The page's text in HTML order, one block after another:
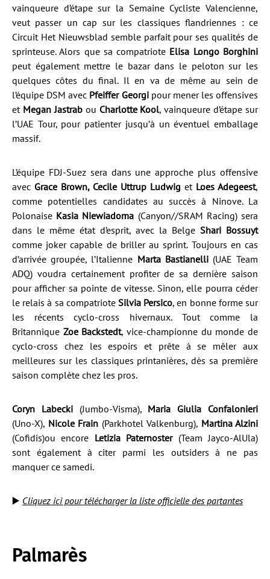
vainqueure d’étape sur la Semaine Cycliste Valencienne,
veut passer un cap sur les classiques flandriennes : ce
Circuit Het Nieuwsblad semble parfait pour ses qualités de
sprinteuse. Alors que sa compatriote Elisa Longo Borghini
peut également mettre le bazar dans le peloton sur les
quelques côtes du final. Il en va de même au sein de
l’équipe DSM avec Pfeiffer Georgipour mener les offensives
et Megan Jastrabou Charlotte Kool, vainqueure d’étape sur
l’UAE Tour, pour patienter jusqu’à un éventuel emballage
massif.
L’équipe FDJ-Suez sera dans une approche plus offensive
avec Grace Brown, Cecile Uttrup Ludwig et Loes Adegeest,
comme potentielles candidates au succès à Ninove. La
Polonaise Kasia Niewiadoma (Canyon//SRAM Racing) sera
dans le même état d’esprit, avec la Belge Shari Bossuyt
comme joker capable de briller au sprint. Toujours en cas
d’arrivée groupée, l’Italienne Marta Bastianelli(UAE Team
ADQ) voudra certainement profiter de sa dernière saison
pour afficher sa pointe de vitesse. Sinon, elle pourra céder
le relais à sa compatriote Silvia Persico, en bonne forme sur
les récents cyclo-cross hivernaux. Tout comme la
Britannique Zoe Backstedt, vice-championne du monde de
cyclo-cross chez les espoirs et prête à se mêler aux
meilleures sur les classiques printanières, dès sa première
saison complète chez les pros.
Coryn Labecki(Jumbo-Visma), Maria Giulia Confalonieri
(Uno-X), Nicole Frain (Parkhotel Valkenburg), Martina Alzini
(Cofidis)ou encore Letizia Paternoster(Team Jayco-AlUla)
sont également à citer parmi les outsiders à ne pas
manquer ce samedi.
▶️ Cliquez ici pour télécharger la liste officielle des partantes
Palmarès